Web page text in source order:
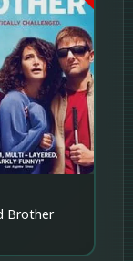
Brother